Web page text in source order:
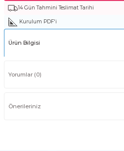
14 Gün Tahmini Teslimat Tarihi
Kurulum PDF'i
Ürün Bilgisi
Yorumlar (0)
Önerileriniz